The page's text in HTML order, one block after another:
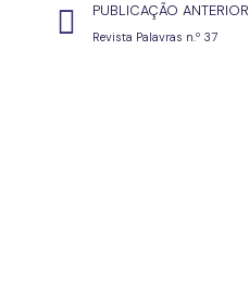
PUBLICAÇÃO ANTERIOR
Revista Palavras n.º 37